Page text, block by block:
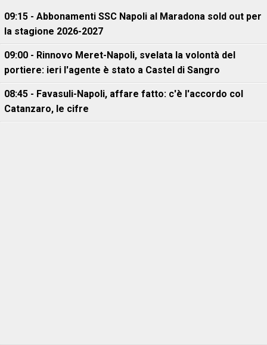
09:15 - Abbonamenti SSC Napoli al Maradona sold out per
la stagione 2026-2027
09:00 - Rinnovo Meret-Napoli, svelata la volontà del
portiere: ieri l'agente è stato a Castel di Sangro
08:45 - Favasuli-Napoli, affare fatto: c'è l'accordo col
Catanzaro, le cifre